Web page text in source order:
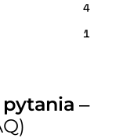
4
1
pytania –